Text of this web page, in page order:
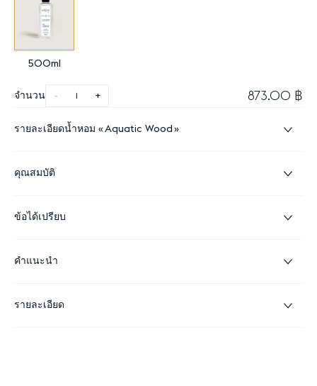
500ml
จำนวน - + 873.00 ฿
รายละเอียดน้ำหอม Aquatic Wood
คุณสมบัติ
ข้อได้เปรียบ
คำแนะนำ
รายละเอียด